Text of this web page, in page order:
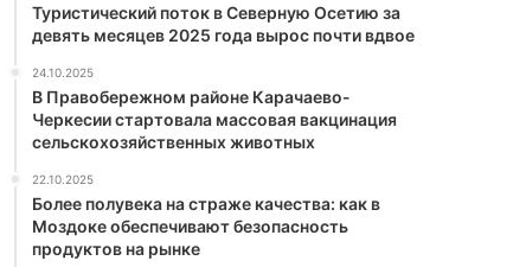
Туристический поток в Северную Осетию за
девять месяцев 2025 года вырос почти вдвое
24.10.2025
В Правобережном районе Карачаево-
Черкесии стартовала массовая вакцинация
сельскохозяйственных животных
22.10.2025
Более полувека на страже качества: как в
Моздоке обеспечивают безопасность
продуктов на рынке